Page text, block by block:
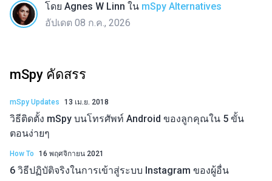
โดย Agnes W Linn ใน mSpy Alternatives
อัปเดต 08 ก.ค., 2026
mSpy คัดสรร
mSpy Updates 13 เม.ย. 2018
วิธีติดตั้ง mSpy บนโทรศัพท์ Android ของลูกคุณใน 5 ขั้น
ตอนง่ายๆ
How To 16 พฤศจิกายน 2021
6 วิธีปฏิบัติจริงในการเข้าสู่ระบบ Instagram ของผู้อื่น